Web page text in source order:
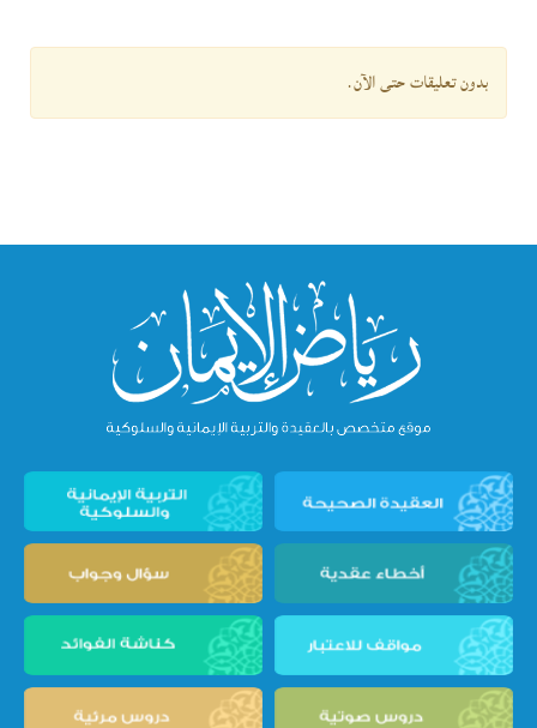
بدون تعليقات حتى الآن.